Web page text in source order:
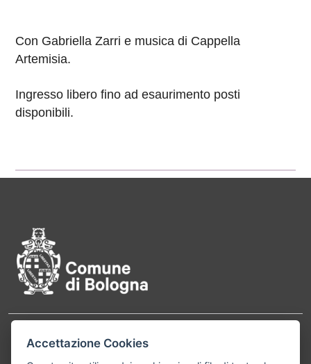
Con Gabriella Zarri e musica di Cappella
Artemisia.
Ingresso libero fino ad esaurimento posti
disponibili.
Contatti
Comune di Bologna, Piazza Maggiore, 6 - 40124
Accettazione Cookies